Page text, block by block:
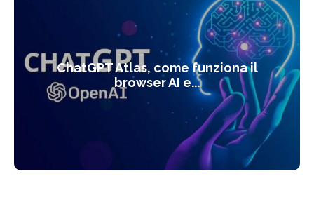
ChatGPT Atlas, come funziona il
browser AI e...